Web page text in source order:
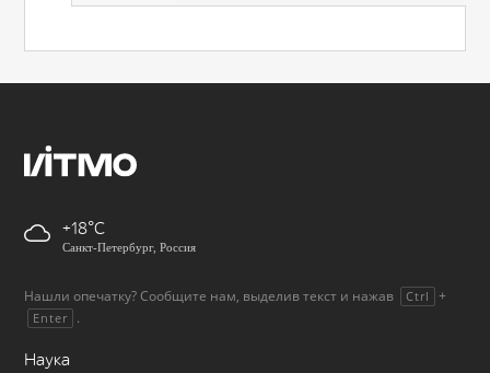
+18
Санкт-Петербург, Россия
Нашли опечатку? Сообщите нам, выделив текст и нажав Ctrl +
Enter .
Наука